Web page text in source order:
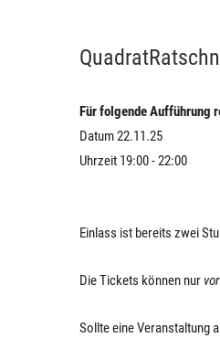
Für folgende Aufführung
Datum 22.11.25
Uhrzeit 19:00 - 22:00
Einlass ist bereits zwei
Die Tickets können nur
Sollte eine Veranstaltung